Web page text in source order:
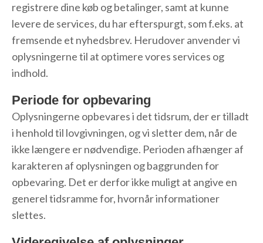
registrere dine køb og betalinger, samt at kunne
levere de services, du har efterspurgt, som f.eks. at
fremsende et nyhedsbrev. Herudover anvender vi
oplysningerne til at optimere vores services og
indhold.
Periode for opbevaring
Oplysningerne opbevares i det tidsrum, der er tilladt
i henhold til lovgivningen, og vi sletter dem, når de
ikke længere er nødvendige. Perioden afhænger af
karakteren af oplysningen og baggrunden for
opbevaring. Det er derfor ikke muligt at angive en
generel tidsramme for, hvornår informationer
slettes.